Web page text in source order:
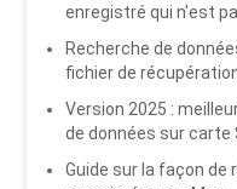
enregistré qui n'est
Recherche de
fichier de
Version 2025 :
de données sur carte
Guide sur la façon de